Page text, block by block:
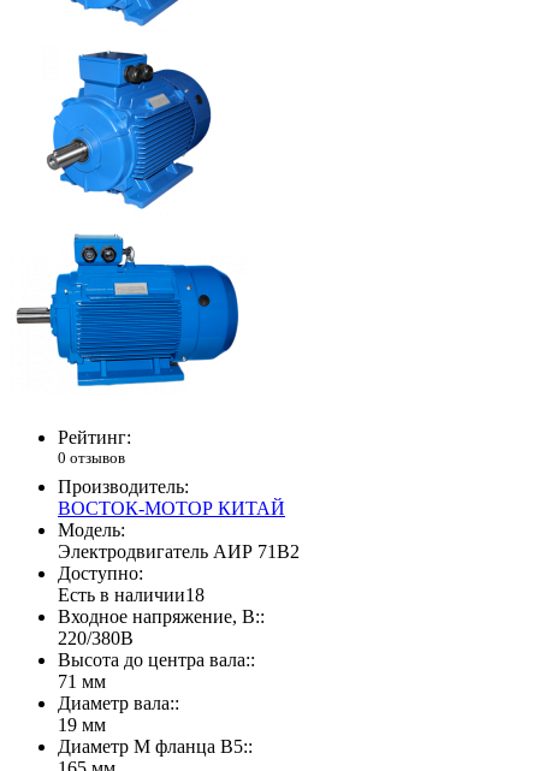
Рейтинг:
0 отзывов
Производитель:
ВОСТОК-МОТОР КИТАЙ
Модель:
Электродвигатель АИР 71В2
Доступно:
Есть в наличии18
Входное напряжение, В::
220/380В
Высота до центра вала::
71 мм
Диаметр вала::
19 мм
Диаметр М фланца В5::